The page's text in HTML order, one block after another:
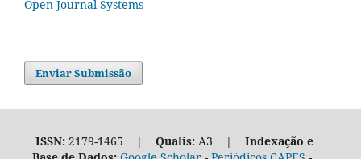
Open Journal Systems
Enviar Submissão
ISSN:2179-1465 | Qualis:A3 | Indexação e